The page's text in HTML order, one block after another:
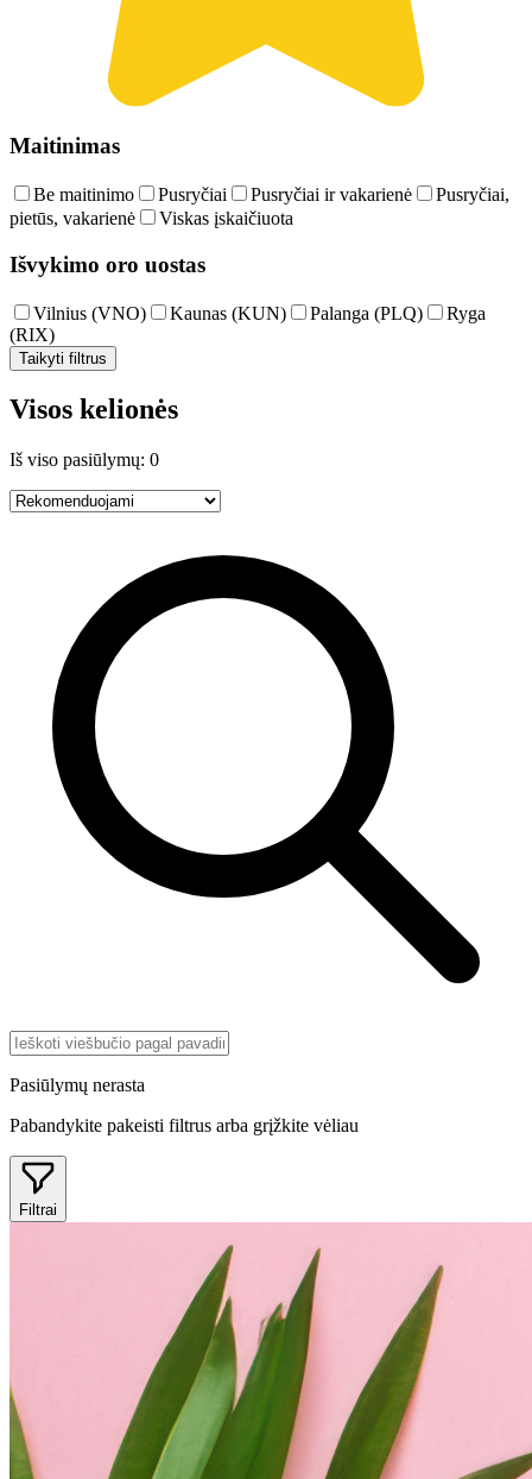
Maitinimas
Be maitinimo Pusryčiai Pusryčiai ir vakarienė
Pusryčiai,
pietūs, vakarienė
Viskas įskaičiuota
Išvykimo oro uostas
Vilnius (VNO) Kaunas (KUN) Palanga (PLQ)
Ryga
(RIX)
Taikyti filtrus
Visos kelionės
Iš viso pasiūlymų: 0
Pasiūlymų nerasta
Pabandykite pakeisti filtrus arba grįžkite vėliau
Filtrai